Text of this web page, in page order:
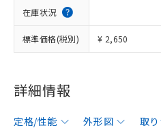
在庫状況
標準価格(税別) ¥ 2,650
詳細情報
定格/性能 外形図 取